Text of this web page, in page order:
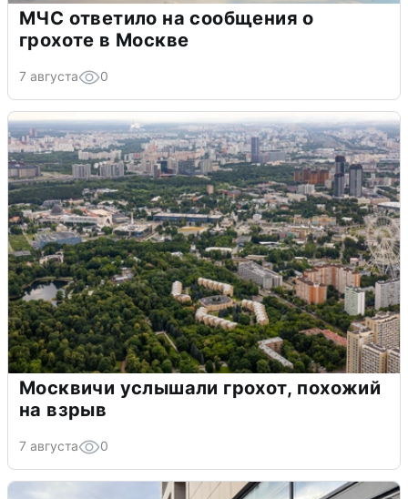
МЧС ответило на сообщения о
грохоте в Москве
7 августа 0
Москвичи услышали грохот, похожий
на взрыв
7 августа 0